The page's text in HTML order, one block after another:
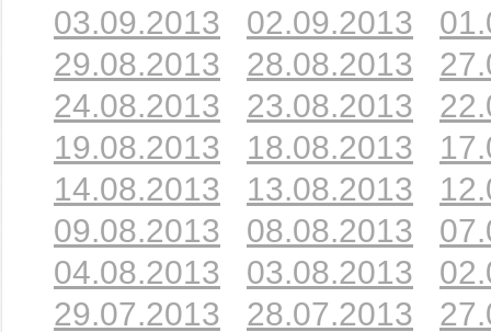
03.09.2013
02.09.2013
29.08.2013
28.08.2013
24.08.2013
23.08.2013
19.08.2013
18.08.2013
14.08.2013
13.08.2013
09.08.2013
08.08.2013
04.08.2013
03.08.2013
29.07.2013
28.07.2013